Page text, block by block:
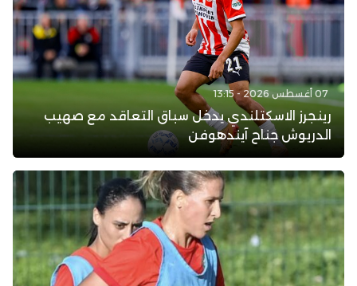
07 أغسطس 2026 - 13:15
رينجرز الاسكتلندي يدخل سباق التعاقد مع صهيب
الدريوش جناح آيندهوفن